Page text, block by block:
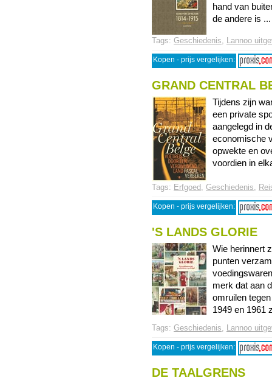
hand van
de andere is
Tags: Geschiedenis, Lannoo
Kopen - prijs vergelijken:
GRAND CENTRAL
Tijdens zijn
een private
aangelegd in
economische
opwekte en
voordien in
Tags: Erfgoed , Geschiedenis,
Kopen - prijs vergelijken:
'S LANDS GLORIE
Wie herinnert
punten
merk dat aan
omruilen
1949 en 1961
Tags: Geschiedenis, Lannoo
Kopen - prijs vergelijken:
DE TAALGRENS